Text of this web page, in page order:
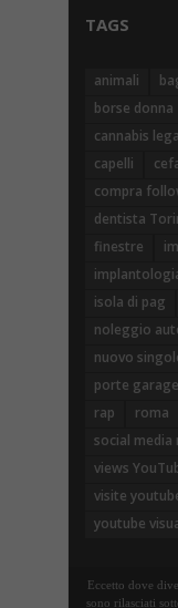
TAGS
animali
borse donna
cannabis
capelli
compra
dentista
finestre
isola di pag
noleggio
nuovo
porte garage
rap
roma
social
views
visite
youtube
Eccetto dove
sono rilasciati